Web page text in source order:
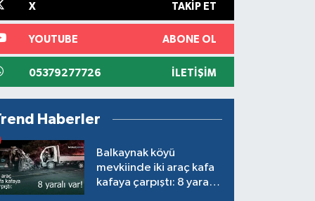
X TAKIP ET
YOUTUBE ABONE OL
05379277726 İLETIŞIM
Haberler
Balkaynak köyü
mevkiinde iki araç kafa
kafaya çarpıştı: 8 yaralı